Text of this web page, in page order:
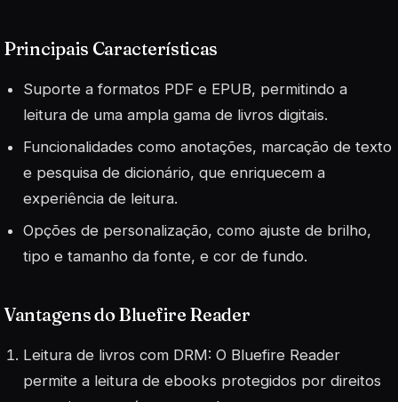
Principais Características
Suporte a formatos PDF e EPUB, permitindo a
leitura de uma ampla gama de livros digitais.
Funcionalidades como anotações, marcação de texto
e pesquisa de dicionário, que enriquecem a
experiência de leitura.
Opções de personalização, como ajuste de brilho,
tipo e tamanho da fonte, e cor de fundo.
Vantagens do Bluefire Reader
Leitura de livros com DRM: O Bluefire Reader
permite a leitura de ebooks protegidos por direitos